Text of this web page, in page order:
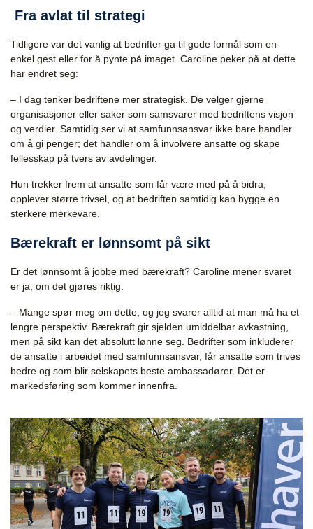
Fra avlat til strategi
Tidligere var det vanlig at bedrifter ga til gode formål som en
enkel gest eller for å pynte på imaget. Caroline peker på at dette
har endret seg:
– I dag tenker bedriftene mer strategisk. De velger gjerne
organisasjoner eller saker som samsvarer med bedriftens visjon
og verdier. Samtidig ser vi at samfunnsansvar ikke bare handler
om å gi penger; det handler om å involvere ansatte og skape
fellesskap på tvers av avdelinger.
Hun trekker frem at ansatte som får være med på å bidra,
opplever større trivsel, og at bedriften samtidig kan bygge en
sterkere merkevare.
Bærekraft er lønnsomt på sikt
Er det lønnsomt å jobbe med bærekraft? Caroline mener svaret
er ja, om det gjøres riktig.
– Mange spør meg om dette, og jeg svarer alltid at man må ha et
lengre perspektiv. Bærekraft gir sjelden umiddelbar avkastning,
men på sikt kan det absolutt lønne seg. Bedrifter som inkluderer
de ansatte i arbeidet med samfunnsansvar, får ansatte som trives
bedre og som blir selskapets beste ambassadører. Det er
markedsføring som kommer innenfra.